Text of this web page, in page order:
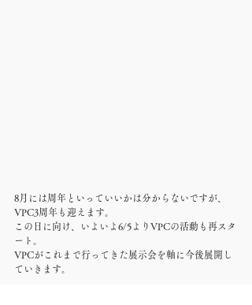
8月には周年といっていいかは分からないですが、
VPC3周年も迎えます。
この日に向け、いよいよ6/5よりVPCの活動も再スタ
ート。
VPCがこれまで行ってきた展示会を軸に今後展開し
ていきます。